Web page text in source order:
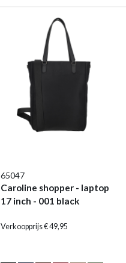
65047
Caroline shopper - laptop
17 inch - 001 black
Verkoopprijs € 49,95